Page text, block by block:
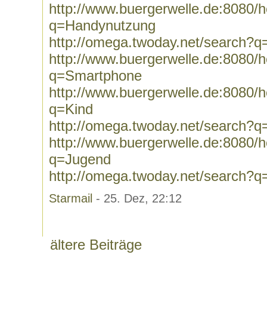
http://www.buergerwelle.de:8080/
q=Handynutzung
http://omega.twoday.net/
http://www.buergerwelle.de:8080/
q=Smartphone
http://www.buergerwelle.de:8080/
q=Kind
http://omega.twoday.net/
http://www.buergerwelle.de:8080/
q=Jugend
http://omega.twoday.net/
Starmail - 25. Dez, 22:12
ältere Beiträge